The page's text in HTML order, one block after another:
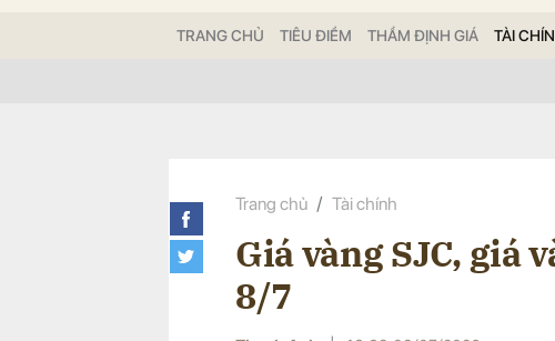
TRANG CHỦ TIÊU ĐIỂM THẨM ĐỊNH GIÁ TÀI
Trang chủ Tài chính
Giá vàng SJC, giá
8/7